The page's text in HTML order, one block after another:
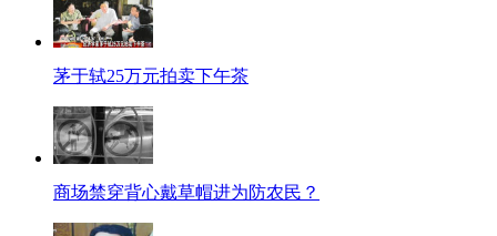
茅于轼25万元拍卖下午茶
商场禁穿背心戴草帽进为防农民？